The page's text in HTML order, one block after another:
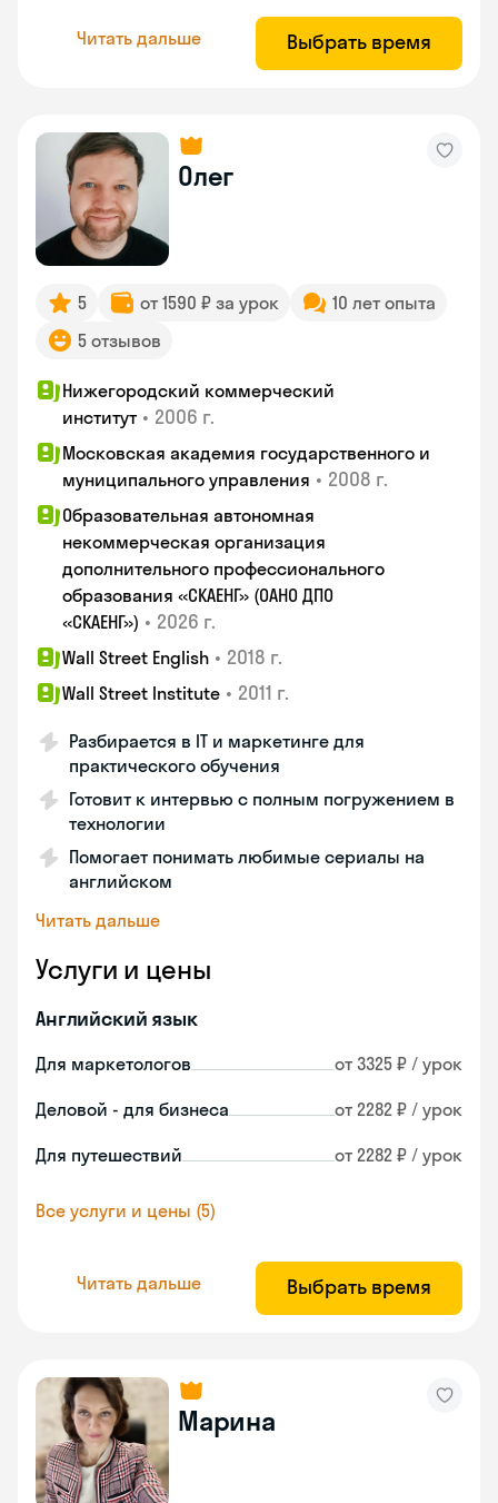
Читать дальше Выбрать время
Олег
5 от 1590 ₽ за урок
10 лет опыта
5 отзывов
Нижегородский коммерческий
институт • 2006 г.
Московская академия государственного и
муниципального управления • 2008 г.
Образовательная автономная
некоммерческая организация
дополнительного профессионального
образования «СКАЕНГ» (ОАНО ДПО
«СКАЕНГ») • 2026 г.
Wall Street English • 2018 г.
Wall Street Institute • 2011 г.
Разбирается в IT и маркетинге для
практического обучения
Готовит к интервью с полным погружением в
технологии
Помогает понимать любимые сериалы на
английском
Читать дальше
Услуги и цены
Английский язык
Для маркетологов от 3325 ₽ / урок
Деловой - для бизнеса от 2282 ₽ / урок
Для путешествий от 2282 ₽ / урок
Все услуги и цены (5)
Читать дальше Выбрать время
Марина